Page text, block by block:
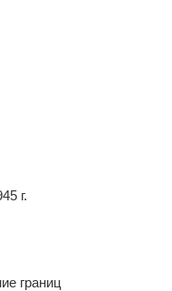
г.
границ